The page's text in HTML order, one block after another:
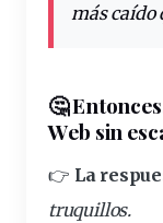
más caído
🤔
Web sin
👉 La
truquillos.